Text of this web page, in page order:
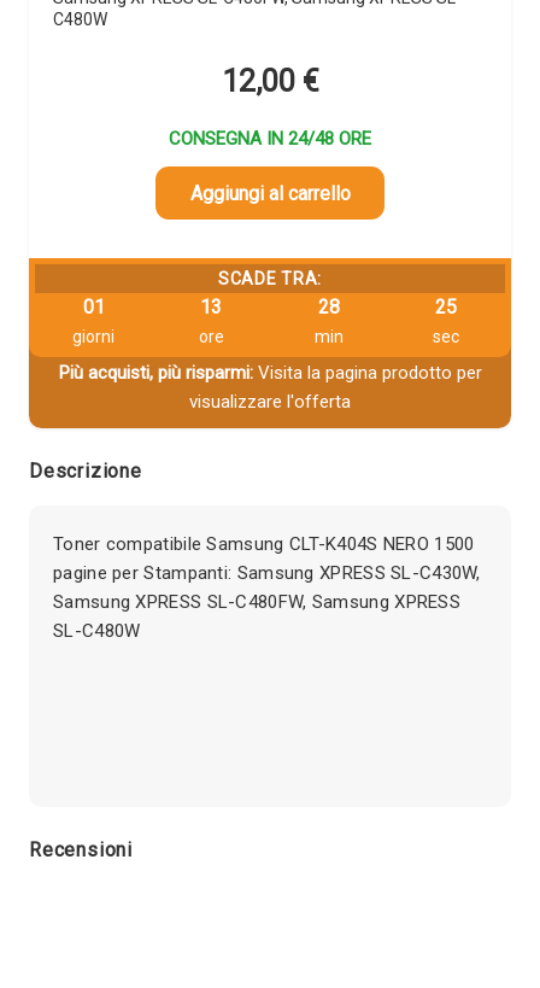
C480W
12,00 €
CONSEGNA IN 24/48 ORE
Aggiungi al carrello
SCADE TRA:
01
giorni
13
ore
28
min
25
sec
Più acquisti, più risparmi:Visita la pagina prodotto per
visualizzare l'offerta
Descrizione
Toner compatibile Samsung CLT-K404S NERO 1500
pagine per Stampanti: Samsung XPRESS SL-C430W,
Samsung XPRESS SL-C480FW, Samsung XPRESS
SL-C480W
Recensioni